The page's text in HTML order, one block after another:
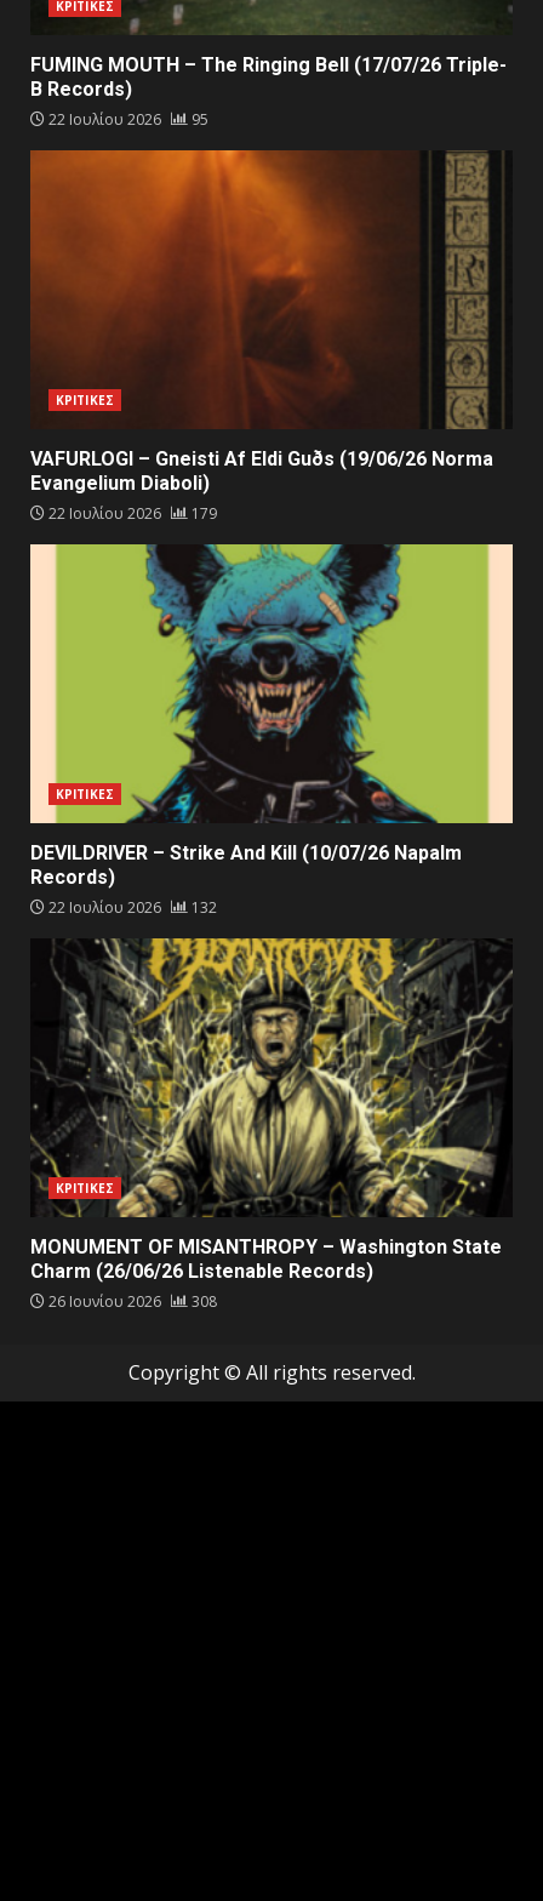
ΚΡΙΤΙΚΕΣ
FUMING MOUTH – The Ringing Bell (17/07/26 Triple-
B Records)
22 Ιουλίου 2026 95
ΚΡΙΤΙΚΕΣ
VAFURLOGI – Gneisti Af Eldi Guðs (19/06/26 Norma
Evangelium Diaboli)
22 Ιουλίου 2026 179
ΚΡΙΤΙΚΕΣ
DEVILDRIVER – Strike And Kill (10/07/26 Napalm
Records)
22 Ιουλίου 2026 132
ΚΡΙΤΙΚΕΣ
MONUMENT OF MISANTHROPY – Washington State
Charm (26/06/26 Listenable Records)
26 Ιουνίου 2026 308
Copyright © All rights reserved.